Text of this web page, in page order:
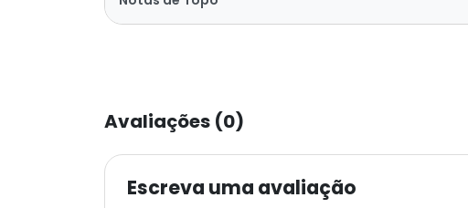
Avaliações (0)
Escreva uma avaliação